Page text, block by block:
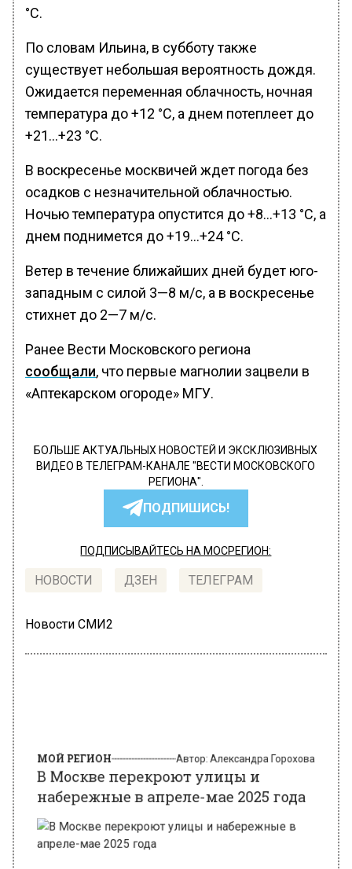
°С.
По словам Ильина, в субботу также
существует небольшая вероятность дождя.
Ожидается переменная облачность, ночная
температура до +12 °С, а днем потеплеет до
+21…+23 °С.
В воскресенье москвичей ждет погода без
осадков с незначительной облачностью.
Ночью температура опустится до +8…+13 °С, а
днем поднимется до +19…+24 °С.
Ветер в течение ближайших дней будет юго-
западным с силой 3—8 м/с, а в воскресенье
стихнет до 2—7 м/c.
Ранее Вести Московского региона
сообщали, что первые магнолии зацвели в
«Аптекарском огороде» МГУ.
БОЛЬШЕ АКТУАЛЬНЫХ НОВОСТЕЙ И ЭКСКЛЮЗИВНЫХ
ВИДЕО В ТЕЛЕГРАМ-КАНАЛЕ "ВЕСТИ МОСКОВСКОГО
РЕГИОНА".
ПОДПИШИСЬ!
ПОДПИСЫВАЙТЕСЬ НА МОСРЕГИОН:
НОВОСТИ ДЗЕН ТЕЛЕГРАМ
Новости СМИ2
набережные в апреле-мае 2025 года